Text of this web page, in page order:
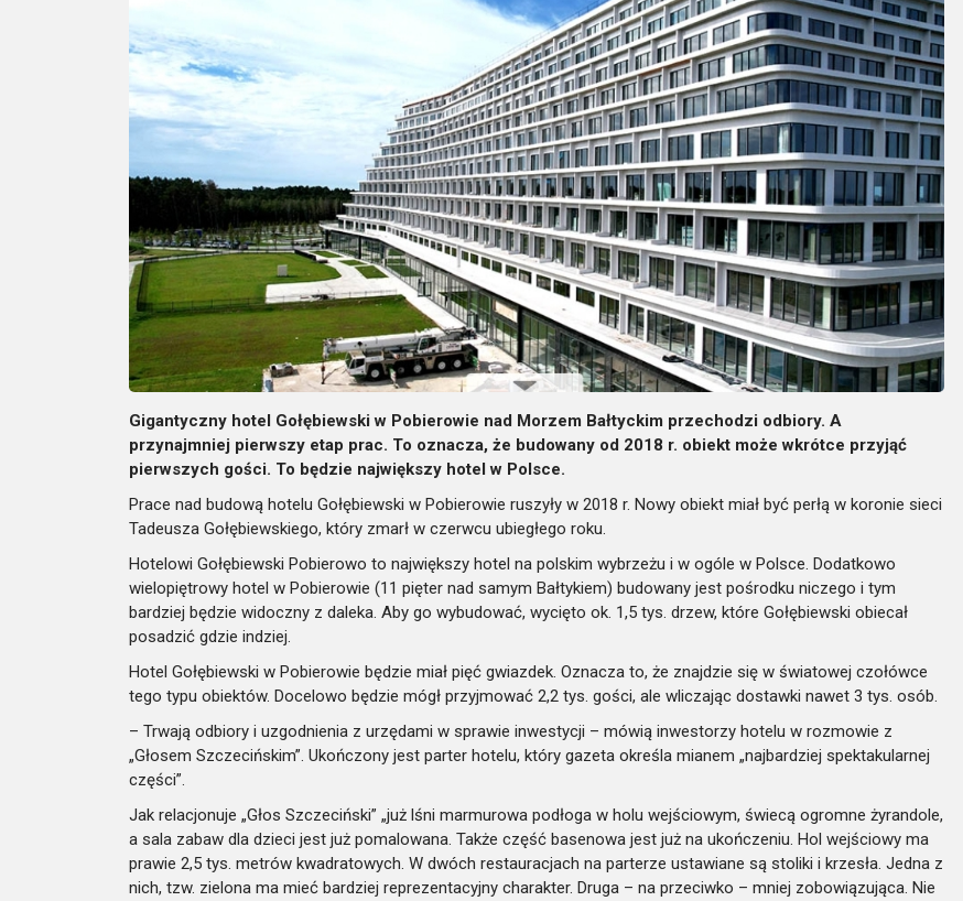
Gigantyczny hotel Gołębiewski w Pobierowie nad Morzem Bałtyckim przechodzi odbiory. A
przynajmniej pierwszy etap prac. To oznacza, że budowany od 2018 r. obiekt może wkrótce przyjąć
pierwszych gości. To będzie największy hotel w Polsce.
Prace nad budową hotelu Gołębiewski w Pobierowie ruszyły w 2018 r. Nowy obiekt miał być perłą w koronie sieci
Tadeusza Gołębiewskiego, który zmarł w czerwcu ubiegłego roku.
Hotelowi Gołębiewski Pobierowo to największy hotel na polskim wybrzeżu i w ogóle w Polsce. Dodatkowo
wielopiętrowy hotel w Pobierowie (11 pięter nad samym Bałtykiem) budowany jest pośrodku niczego i tym
bardziej będzie widoczny z daleka. Aby go wybudować, wycięto ok. 1,5 tys. drzew, które Gołębiewski obiecał
posadzić gdzie indziej.
Hotel Gołębiewski w Pobierowie będzie miał pięć gwiazdek. Oznacza to, że znajdzie się w światowej czołówce
tego typu obiektów. Docelowo będzie mógł przyjmować 2,2 tys. gości, ale wliczając dostawki nawet 3 tys. osób.
– Trwają odbiory i uzgodnienia z urzędami w sprawie inwestycji – mówią inwestorzy hotelu w rozmowie z
„Głosem Szczecińskim”. Ukończony jest parter hotelu, który gazeta określa mianem „najbardziej spektakularnej
części”.
Jak relacjonuje „Głos Szczeciński” „już lśni marmurowa podłoga w holu wejściowym, świecą ogromne żyrandole,
a sala zabaw dla dzieci jest już pomalowana. Także część basenowa jest już na ukończeniu. Hol wejściowy ma
prawie 2,5 tys. metrów kwadratowych. W dwóch restauracjach na parterze ustawiane są stoliki i krzesła. Jedna z
nich, tzw. zielona ma mieć bardziej reprezentacyjny charakter. Druga – na przeciwko – mniej zobowiązująca. Nie